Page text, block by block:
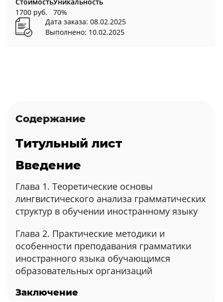
1700 руб.
70%
Дата заказа: 08.02.2025
Выполнено: 10.02.2025
Содержание
Титульный лист
Введение
Глава 1. Теоретические основы
лингвистического анализа грамматических
структур в обучении иностранному языку
Глава 2. Практические методики и
особенности преподавания грамматики
иностранного языка обучающимся
образовательных организаций
Заключение